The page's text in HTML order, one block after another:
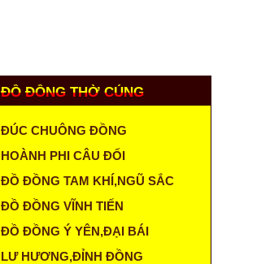
ĐỒ ĐỒNG THỜ CÚNG
ĐÚC CHUÔNG ĐỒNG
HOÀNH PHI CÂU ĐỐI
ĐỒ ĐỒNG TAM KHÍ,NGŨ SẮC
ĐỒ ĐỒNG VĨNH TIẾN
ĐỒ ĐỒNG Ý YÊN,ĐẠI BÁI
LƯ HƯƠNG,ĐỈNH ĐỒNG